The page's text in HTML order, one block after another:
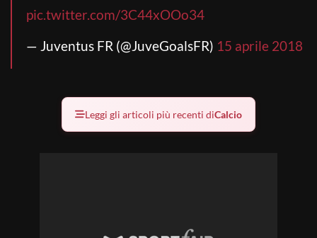
pic.twitter.com/3C44xOOo34
— Juventus FR (@JuveGoalsFR) 15 aprile 2018
Leggi gli articoli più recenti diCalcio